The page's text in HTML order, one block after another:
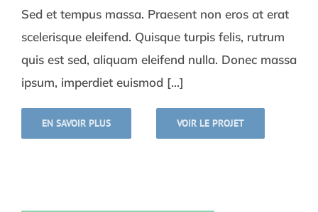
Sed et tempus massa. Praesent non eros at erat
scelerisque eleifend. Quisque turpis felis, rutrum
quis est sed, aliquam eleifend nulla. Donec massa
ipsum, imperdiet euismod [...]
EN SAVOIR PLUS VOIR LE PROJET